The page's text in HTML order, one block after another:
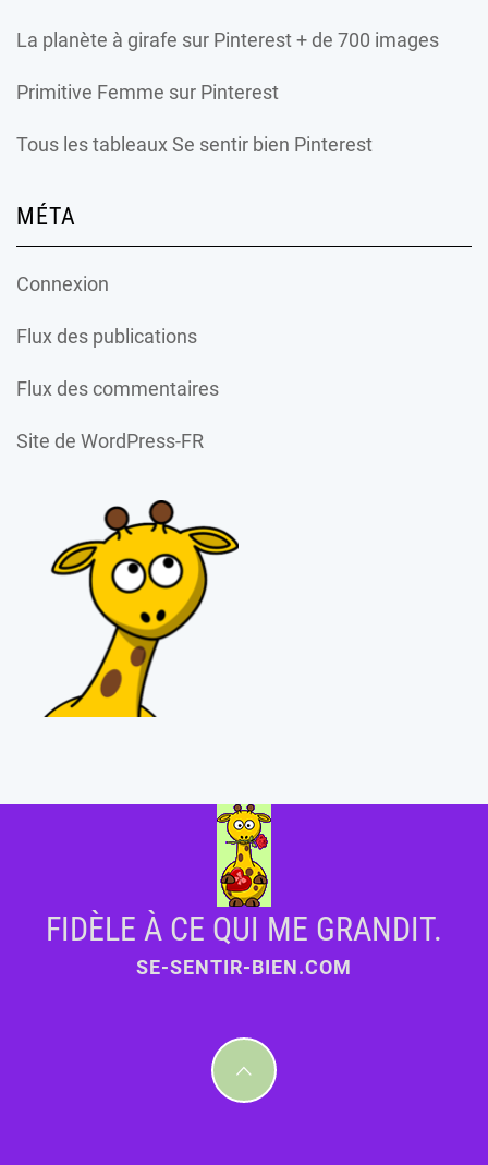
La planète à girafe sur Pinterest + de 700 images
Primitive Femme sur Pinterest
Tous les tableaux Se sentir bien Pinterest
MÉTA
Connexion
Flux des publications
Flux des commentaires
Site de WordPress-FR
FIDÈLE À CE QUI ME GRANDIT.
SE-SENTIR-BIEN.COM